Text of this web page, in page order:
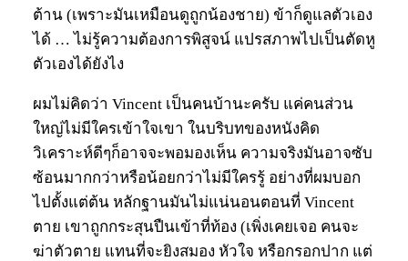
ต้าน (เพราะมันเหมือนดูถูกน้องชาย) ข้าก็ดูแลตัวเอง
ได้ … ไม่รู้ความต้องการพิสูจน์ แปรสภาพไปเป็นตัดหู
ตัวเองได้ยังไง
ผมไม่คิดว่า Vincent เป็นคนบ้านะครับ แค่คนส่วน
ใหญ่ไม่มีใครเข้าใจเขา ในบริบทของหนังคิด
วิเคราะห์ดีๆก็อาจจะพอมองเห็น ความจริงมันอาจซับ
ซ้อนมากกว่าหรือน้อยกว่าไม่มีใครรู้ อย่างที่ผมบอก
ไปตั้งแต่ต้น หลักฐานมันไม่แน่นอนตอนที่ Vincent
ตาย เขาถูกกระสุนปืนเข้าที่ท้อง (เพิ่งเคยเจอ คนจะ
ฆ่าตัวตาย แทนที่จะยิงสมอง หัวใจ หรือกรอกปาก แต่